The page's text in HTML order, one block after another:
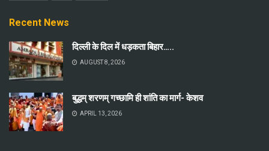
Recent News
दिल्ली के दिल में धड़कता बिहार…..
AUGUST 8, 2026
बुद्धम् शरणम् गच्छामि ही शांति का मार्ग- केशव
APRIL 13, 2026